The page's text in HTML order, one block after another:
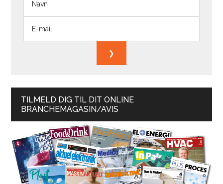
TILMELD DIG TIL DIT ONLINE
BRANCHEMAGASIN/AVIS